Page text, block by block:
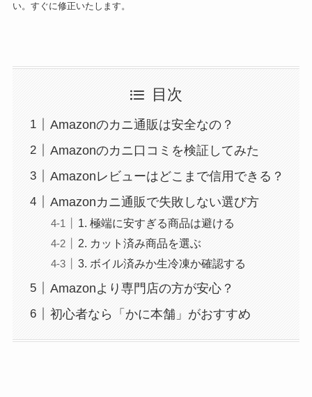
い。すぐに修正いたします。
目次
Amazonのカニ通販は安全なの？
Amazonのカニ口コミを検証してみた
Amazonレビューはどこまで信用できる？
Amazonカニ通販で失敗しない選び方
1. 極端に安すぎる商品は避ける
2. カット済み商品を選ぶ
3. ボイル済みか生冷凍か確認する
Amazonより専門店の方が安心？
初心者なら「かに本舗」がおすすめ